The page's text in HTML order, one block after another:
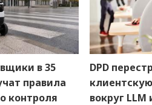
в 35
правила
контроля
DPD
вокруг